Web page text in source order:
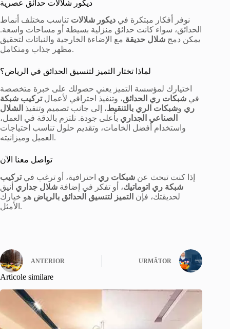
ديكور شلالات حدائق عصرية
نوفر أفكار مبتكرة في ديكور شلالات تناسب مختلف أنماط
الحدائق، سواء كانت حدائق منزلية بسيطة أو مساحات واسعة.
يمكن دمج شلال حديقة مع الإضاءة الخارجية والنباتات لتحقيق
مظهر جذاب ومتكامل.
لماذا تختار التميز لتنسيق الحدائق في الرياض؟
اختيارك لمؤسسة التميز يعني حصولك على خبرة متخصصة
في شبكات ري الحدائق، وتنفيذ احترافي لأعمالتركيب شبكة
ري وشبكات الري بالتنقيط، إلى جانب تصميم وتنفيذ الشلال
الصناعي الجداري بأعلى جودة. نلتزم بالدقة في العمل،
واستخدام أفضل الخامات، وتقديم حلول تناسب احتياجات
العميل وميزانيته.
تواصل معنا الآن
إذا كنت تبحث عن شبكات ري احترافية، أو ترغب فيتركيب
شبكة ري اتوماتيك، أو تفكر في إضافة شلال جداري أنيق
لحديقتك، فإن التميز لتنسيق الحدائق بالرياض هو خيارك
الأمثل.
ANTERIOR URMĂTOR
Articole similare